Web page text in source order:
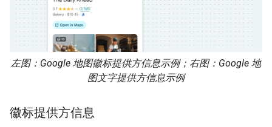
左图：Google 地图徽标提供方信息示例；右图：Google 地
图文字提供方信息示例
徽标提供方信息